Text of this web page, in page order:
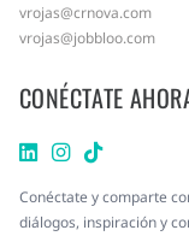
vrojas@crnova.com
vrojas@jobbloo.com
CONÉCTATE
Conéctate y comparte
diálogos, inspiración y